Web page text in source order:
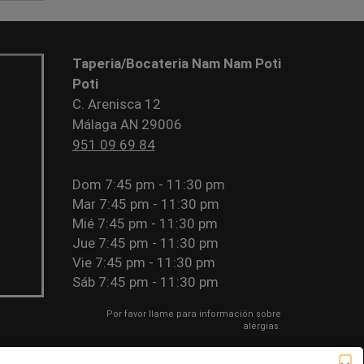
Taperia/Bocateria Nam Nam Poti
Poti
C. Arenisca 12
Málaga AN 29006
951 09 69 84
Dom 7:45 pm - 11:30 pm
Mar 7:45 pm - 11:30 pm
Mié 7:45 pm - 11:30 pm
Jue 7:45 pm - 11:30 pm
Vie 7:45 pm - 11:30 pm
Sáb 7:45 pm - 11:30 pm
Por favor llame para información sobre
alergias.